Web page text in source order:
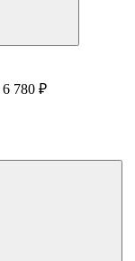
6 780 ₽